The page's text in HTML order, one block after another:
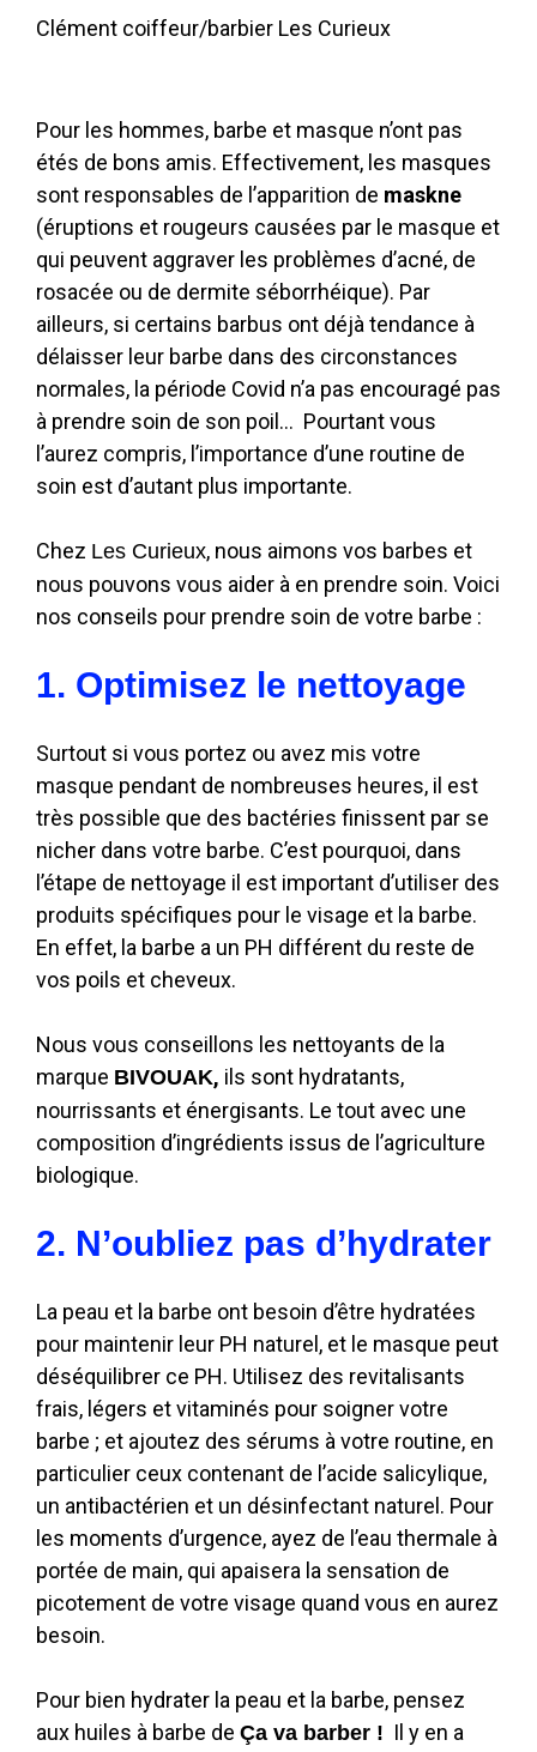
Clément coiffeur/barbier Les Curieux
Pour les hommes, barbe et masque n’ont pas
étés de bons amis. Effectivement, les masques
sont responsables de l’apparition de maskne
(éruptions et rougeurs causées par le masque et
qui peuvent aggraver les problèmes d’acné, de
rosacée ou de dermite séborrhéique). Par
ailleurs, si certains barbus ont déjà tendance à
délaisser leur barbe dans des circonstances
normales, la période Covid n’a pas encouragé pas
à prendre soin de son poil… Pourtant vous
l’aurez compris, l’importance d’une routine de
soin est d’autant plus importante.
Chez Les Curieux, nous aimons vos barbes et
nous pouvons vous aider à en prendre soin. Voici
nos conseils pour prendre soin de votre barbe :
1. Optimisez le nettoyage
Surtout si vous portez ou avez mis votre
masque pendant de nombreuses heures, il est
très possible que des bactéries finissent par se
nicher dans votre barbe. C’est pourquoi, dans
l’étape de nettoyage il est important d’utiliser des
produits spécifiques pour le visage et la barbe.
En effet, la barbe a un PH différent du reste de
vos poils et cheveux.
Nous vous conseillons les nettoyants de la
marque BIVOUAK, ils sont hydratants,
nourrissants et énergisants. Le tout avec une
composition d’ingrédients issus de l’agriculture
biologique.
2. N’oubliez pas d’hydrater
La peau et la barbe ont besoin d’être hydratées
pour maintenir leur PH naturel, et le masque peut
déséquilibrer ce PH. Utilisez des revitalisants
frais, légers et vitaminés pour soigner votre
barbe ; et ajoutez des sérums à votre routine, en
particulier ceux contenant de l’acide salicylique,
un antibactérien et un désinfectant naturel. Pour
les moments d’urgence, ayez de l’eau thermale à
portée de main, qui apaisera la sensation de
picotement de votre visage quand vous en aurez
besoin.
Pour bien hydrater la peau et la barbe, pensez
aux huiles à barbe de Ça va barber ! Il y en a